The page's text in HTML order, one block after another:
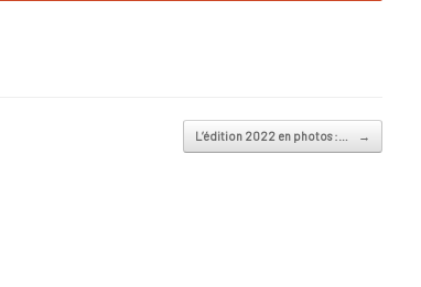
L’édition 2022 en photos :… →